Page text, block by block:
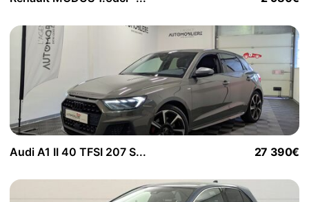
Audi A1 II 40 TFSI 207 S... 27 390€